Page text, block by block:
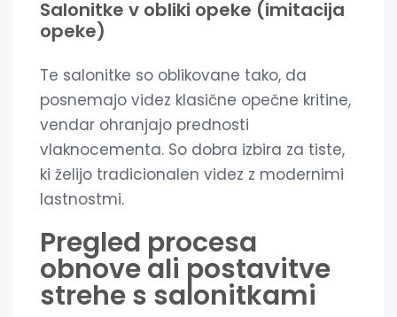
Salonitke v obliki opeke (imitacija
opeke)
Te salonitke so oblikovane tako, da
posnemajo videz klasične opečne kritine,
vendar ohranjajo prednosti
vlaknocementa. So dobra izbira za tiste,
ki želijo tradicionalen videz z modernimi
lastnostmi.
Pregled procesa
obnove ali postavitve
strehe s salonitkami